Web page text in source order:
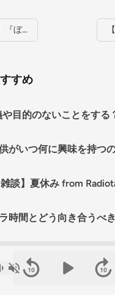
『ぼ…
すめ
目的のないことをする
がいつ何に興味を持つ
談】夏休み from
時間とどう向き合うべ